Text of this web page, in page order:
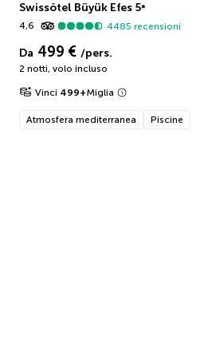
Swissôtel Büyük Efes 5*
4,6
4485 recensioni
Da 499 € /pers.
2 notti, volo incluso
Vinci 499+Miglia
Atmosfera mediterranea Piscine